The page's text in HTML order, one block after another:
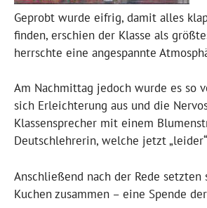
Geprobt wurde eifrig, damit alles
finden, erschien der Klasse als
herrschte eine angespannte
Am Nachmittag jedoch wurde es so
sich Erleichterung aus und die
Klassensprecher mit einem
Deutschlehrerin, welche jetzt
Anschließend nach der Rede
Kuchen zusammen – eine Spende